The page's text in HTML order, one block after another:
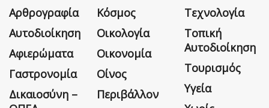
Αρθρογραφία
Αυτοδιοίκηση
Αφιερώματα
Γαστρονομία
Δικαιοσύνη –
Κόσμος
Οικολογία
Οικονομία
Οίνος
Περιβάλλον
Τεχνολογία
Τοπική
Αυτοδιοίκηση
Τουρισμός
Υγεία